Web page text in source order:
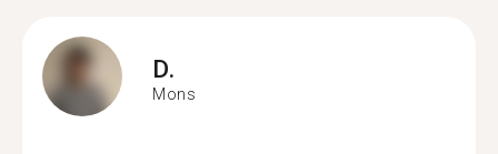
D.
Mons